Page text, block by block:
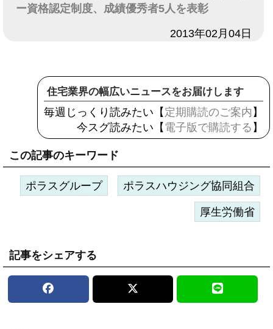
ー資格認定制度、成績優秀者5人を表彰
2013年02月04日
住宅業界の幅広いニュースをお届けします
毎週じっくり読みたい【 定期購読のご案内 】
今スグ読みたい【 電子版で購読する 】
この記事のキーワード
ポラスグループ ポラスハウジング協同組合
厚生労働省
記事をシェアする